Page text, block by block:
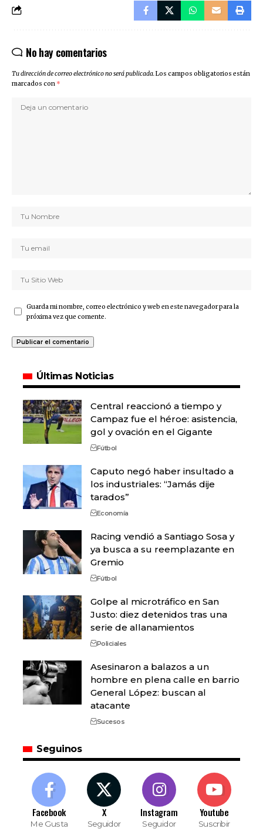
No hay comentarios
Tu dirección de correo electrónico no será publicada.Los campos obligatorios están
marcados con *
Guarda mi nombre, correo electrónico y web en este navegador para la
próxima vez que comente.
Últimas Noticias
Central reaccionó a tiempo y
Campaz fue el héroe: asistencia,
gol y ovación en el Gigante
Fútbol
Caputo negó haber insultado a
los industriales: “Jamás dije
tarados”
Economía
Racing vendió a Santiago Sosa y
ya busca a su reemplazante en
Gremio
Fútbol
Golpe al microtráfico en San
Justo: diez detenidos tras una
serie de allanamientos
Policiales
Asesinaron a balazos a un
hombre en plena calle en barrio
General López: buscan al
atacante
Sucesos
Seguinos
Facebook
Me Gusta
X
Seguidor
Instagram
Seguidor
Youtube
Suscribir